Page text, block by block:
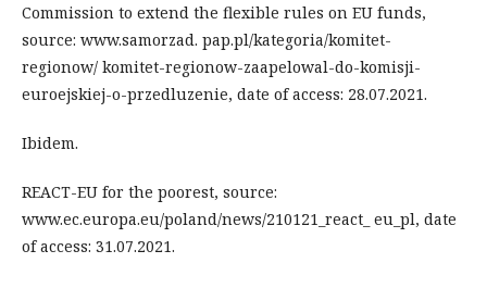
Commission to extend the flexible rules on EU funds,
source: www.samorzad. pap.pl/kategoria/komitet-
regionow/ komitet-regionow-zaapelowal-do-komisji-
euroejskiej-o-przedluzenie, date of access: 28.07.2021.
Ibidem.
REACT-EU for the poorest, source:
www.ec.europa.eu/poland/news/210121_react_ eu_pl, date
of access: 31.07.2021.